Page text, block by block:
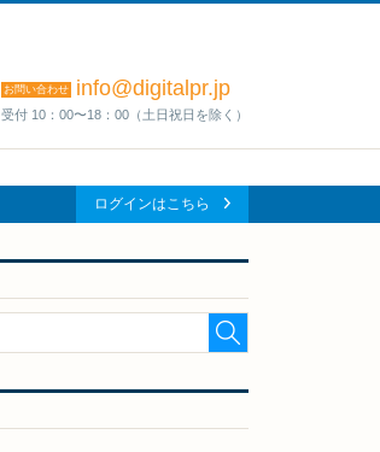
お問い合わせ info@digitalpr.jp
受付 10：00〜18：00（土日祝日を除く）
ログインはこちら